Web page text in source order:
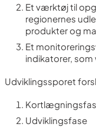
Et værktøj til
regionernes
produkter og
Et
indikatorer,
Udviklingssporet
Udviklingsfase